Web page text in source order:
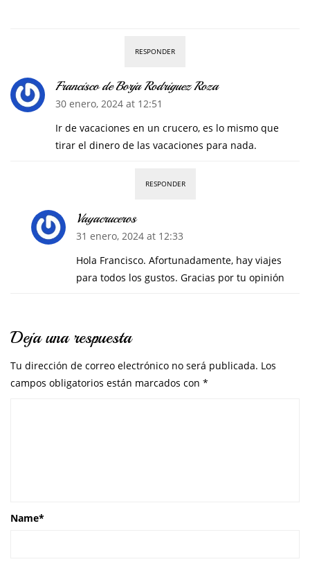
RESPONDER
Francisco de Borja Rodriguez Roza
30 enero, 2024 at 12:51
Ir de vacaciones en un crucero, es lo mismo que
tirar el dinero de las vacaciones para nada.
RESPONDER
Vayacruceros
31 enero, 2024 at 12:33
Hola Francisco. Afortunadamente, hay viajes
para todos los gustos. Gracias por tu opinión
Deja una respuesta
Tu dirección de correo electrónico no será publicada. Los
campos obligatorios están marcados con *
Name*